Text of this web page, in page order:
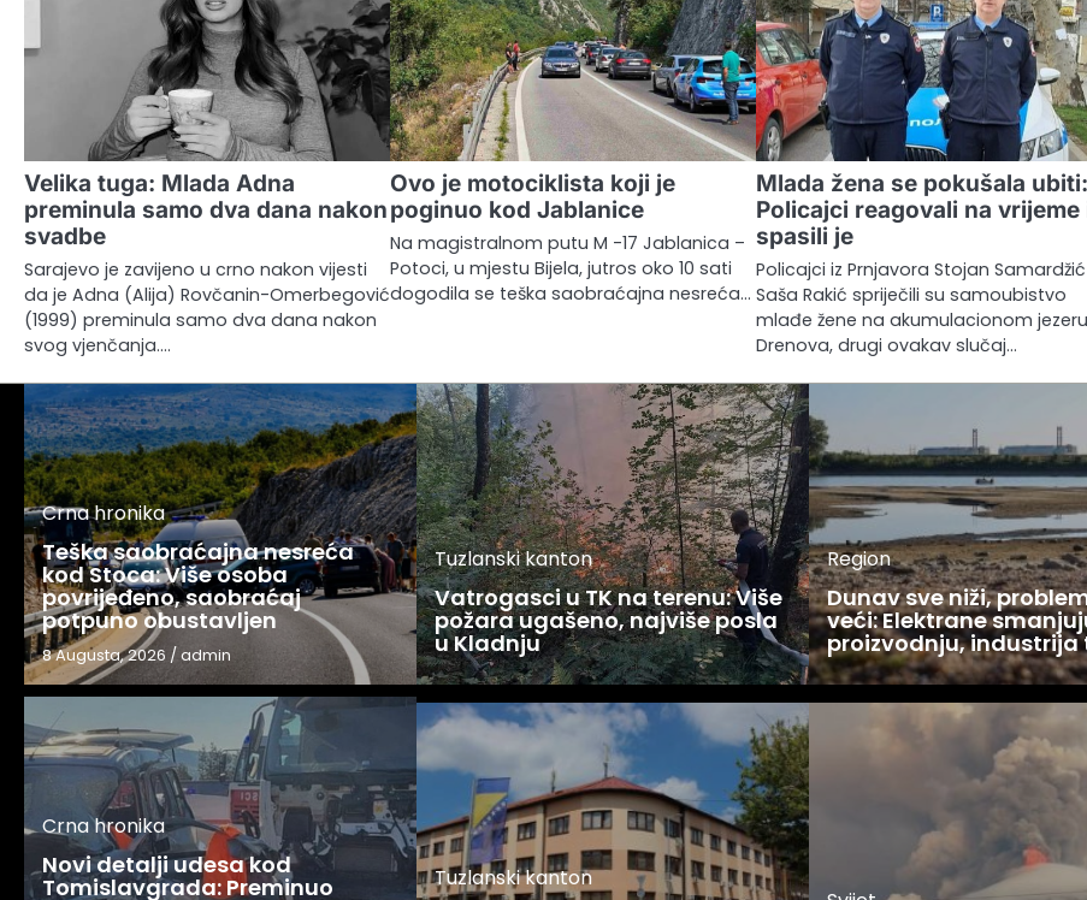
Velika tuga: Mlada Adna
preminula samo dva dana nakon
svadbe
Sarajevo je zavijeno u crno nakon vijesti
da je Adna (Alija) Rovčanin-Omerbegović
(1999) preminula samo dva dana nakon
svog vjenčanja.…
Ovo je motociklista koji je
poginuo kod Jablanice
Na magistralnom putu M -17 Jablanica –
Potoci, u mjestu Bijela, jutros oko 10 sati
dogodila se teška saobraćajna nesreća…
Mlada žena se pokušala ubiti:
Policajci reagovali na vrijeme
spasili je
Policajci iz Prnjavora Stojan
Saša Rakić spriječili su samoubistvo
mlađe žene na akumulacionom jezeru
Drenova, drugi ovakav slučaj…
Crna hronika
Teška saobraćajna nesreća
kod Stoca: Više osoba
povrijeđeno, saobraćaj
potpuno obustavljen
8 Augusta, 2026 / admin
Crna hronika
Novi detalji udesa kod
Tomislavgrada: Preminuo
Tuzlanski kanton
Vatrogasci u TK na terenu: Više
požara ugašeno, najviše posla
u Kladnju
Tuzlanski kanton
Region
Dunav sve niži,
veći: Elektrane
proizvodnju, industrija